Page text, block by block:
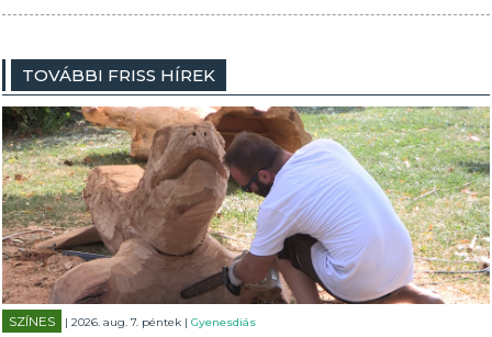
TOVÁBBI FRISS HÍREK
SZÍNES | 2026. aug. 7. péntek |Gyenesdiás